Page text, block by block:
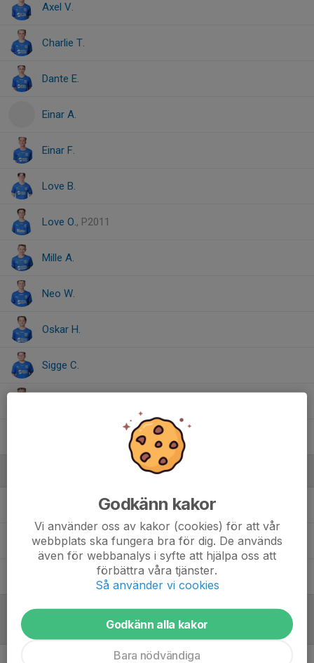
Axel V.
Charlie T.
Dante E.
Einar A.
Einar F.
Love B.
Love O., P2011
Mille A.
Neo W.
Oskar H.
Sigge C.
Andreas AnderssonHuvudledare P2012
Mattias HolmlundLedare P2012
Petter HellstrandhLedare/Lagledare/kontaktperson
Referat
Godkänn kakor
Vi använder oss av kakor (cookies) för att vår
webbplats ska fungera bra för dig. De används
även för webbanalys i syfte att hjälpa oss att
förbättra våra tjänster.
Så använder vi cookies
Godkänn alla kakor
Bara nödvändiga